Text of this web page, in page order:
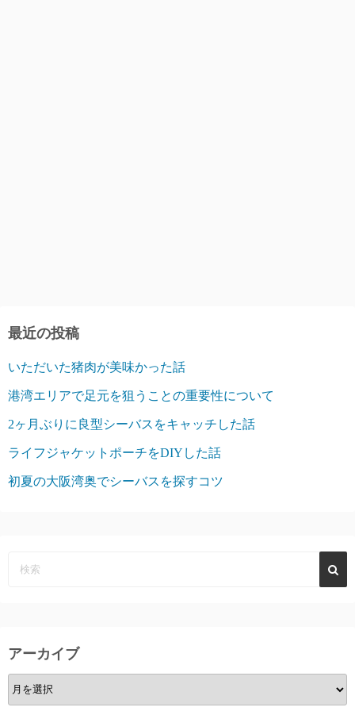
最近の投稿
いただいた猪肉が美味かった話
港湾エリアで足元を狙うことの重要性について
2ヶ月ぶりに良型シーバスをキャッチした話
ライフジャケットポーチをDIYした話
初夏の大阪湾奥でシーバスを探すコツ
アーカイブ
ア
ー